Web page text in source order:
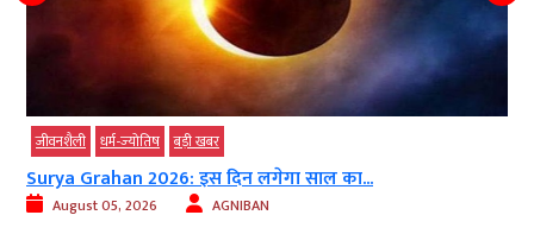
जीवनशैली धर्म-ज्‍योतिष बड़ी खबर
Surya Grahan 2026: इस दिन लगेगा साल का...
August 05, 2026 AGNIBAN